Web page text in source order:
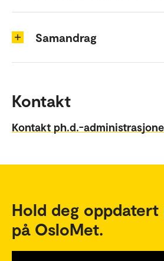
Samandrag
Kontakt
Kontakt ph.d.-
Hold deg
på OsloMet.